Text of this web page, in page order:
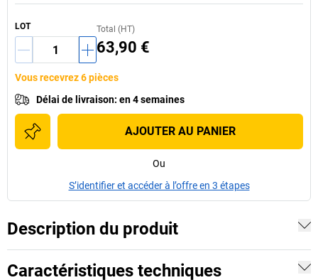
LOT Total (HT)
63,90 €
Vous recevrez 6 pièces
Délai de livraison: en 4 semaines
AJOUTER AU PANIER
Ou
S’identifier et accéder à l’offre en 3 étapes
Description du produit
Caractéristiques techniques